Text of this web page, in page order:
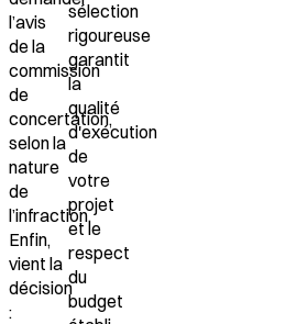
l’avis
de la
commission
de
concertation,
selon la
nature
de
l’infraction.
Enfin,
vient la
décision
:
sélection
rigoureuse
garantit
la
qualité
d'exécution
de
votre
projet
et le
respect
du
budget